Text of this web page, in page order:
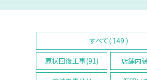
すべて( 149 )
原状回復工事(91) 店舗内